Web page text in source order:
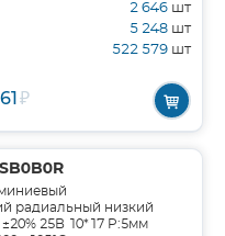
2 646 шт
5 248 шт
522 579 шт
₽
радиальный низкий
25В 10*17 P:5мм